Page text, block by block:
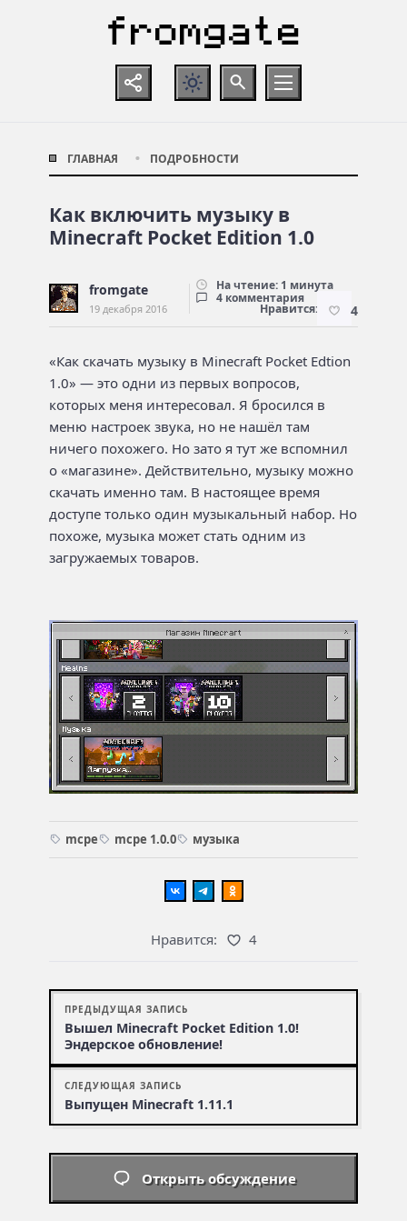
ГЛАВНАЯ ПОДРОБНОСТИ
Как включить музыку в
Minecraft Pocket Edition 1.0
fromgate
19 декабря 2016
На чтение: 1 минута
4 комментария
Нравится: 4
«Как скачать музыку в Minecraft Pocket Edtion
1.0» — это одни из первых вопросов,
которых меня интересовал. Я бросился в
меню настроек звука, но не нашёл там
ничего похожего. Но зато я тут же вспомнил
о «магазине». Действительно, музыку можно
скачать именно там. В настоящее время
доступе только один музыкальный набор. Но
похоже, музыка может стать одним из
загружаемых товаров.
mcpe mcpe 1.0.0 музыка
Нравится: 4
ПРЕДЫДУЩАЯ ЗАПИСЬ
Вышел Minecraft Pocket Edition 1.0!
Эндерское обновление!
СЛЕДУЮЩАЯ ЗАПИСЬ
Выпущен Minecraft 1.11.1
Открыть обсуждение